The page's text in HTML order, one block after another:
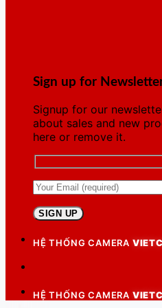
Sign up for
Signup for our
about sales and new
here or remove it.
HỆ THỐNG CAMERA
HỆ THỐNG CAMERA